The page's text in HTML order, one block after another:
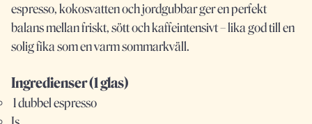
espresso, kokosvatten och jordgubbar ger en perfekt
balans mellan friskt, sött och kaffeintensivt – lika god till en
solig fika som en varm sommarkväll.
Ingredienser (1 glas)
1 dubbel espresso